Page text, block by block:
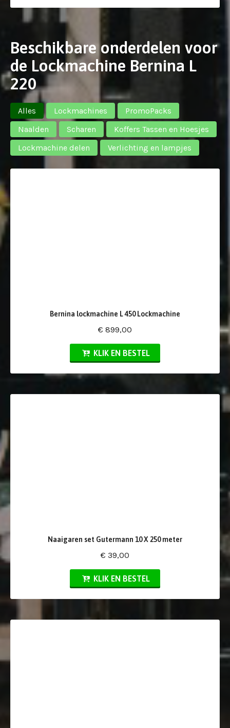
Beschikbare onderdelen voor
de Lockmachine Bernina L
220
Alles Lockmachines
PromoPacks
Naalden
Scharen
Koffers Tassen en Hoesjes
Lockmachine delen
Verlichting en lampjes
Bernina lockmachine L 450 Lockmachine
€ 899,00
KLIK EN BESTEL
Naaigaren set Gutermann 10 X 250 meter
€ 39,00
KLIK EN BESTEL